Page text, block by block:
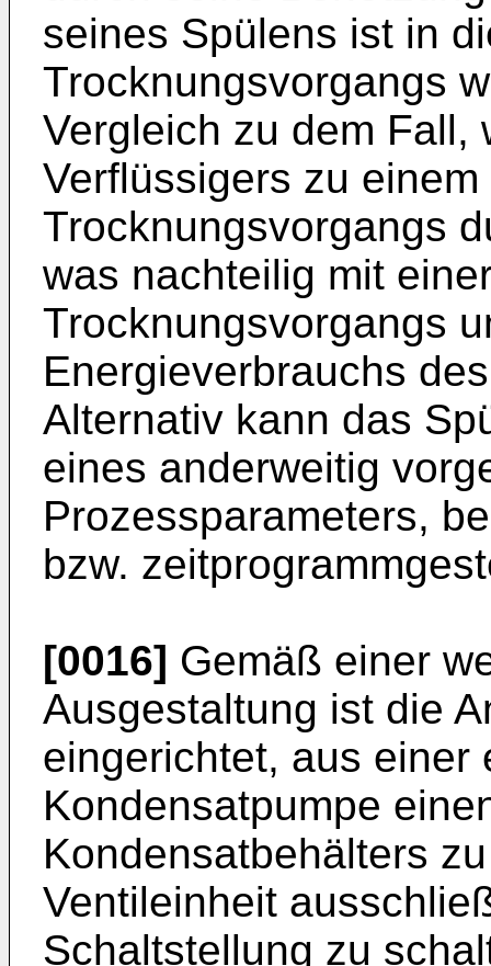
seines Spülens ist in
Trocknungsvorgangs
Vergleich zu dem Fall,
Verflüssigers zu
Trocknungsvorgangs
was nachteilig mit
Trocknungsvorgangs
Energieverbrauchs
Alternativ kann das
eines anderweitig
Prozessparameters,
bzw.
[0016] Gemäß einer
Ausgestaltung ist die
eingerichtet, aus einer
Kondensatpumpe
Kondensatbehälters
Ventileinheit
Schaltstellung zu